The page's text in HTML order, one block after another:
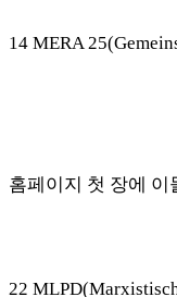
14 MERA
홈페이지 첫 장에
22